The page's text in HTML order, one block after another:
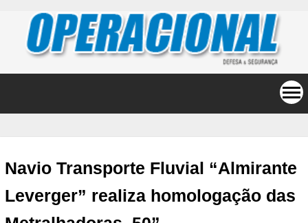
Navio Transporte Fluvial “Almirante
Leverger” realiza homologação das